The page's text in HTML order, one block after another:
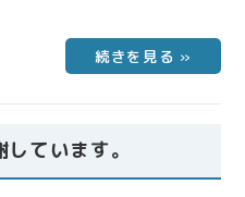
内容があっているのか、ネ
それも正しいのか不安だっ
も相続についてやっているの
ています。